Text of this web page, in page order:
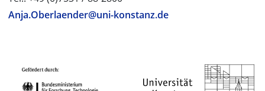
Anja.Oberlaender@uni-konstanz.de